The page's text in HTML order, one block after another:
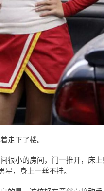
走下了楼。
很小的房间，门一推开，床
星，身上一丝不挂。